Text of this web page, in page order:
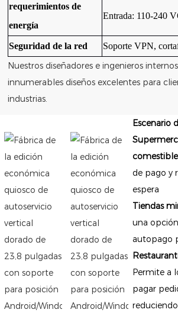
requerimientos de
energía
Entrada: 110-240
Seguridad de la red Soporte VPN,
Nuestros diseñadores e ingenieros
innumerables diseños excelentes para
industrias.
Escenario
de pago y
espera
Tiendas
una
autopago
Permite a
pagar